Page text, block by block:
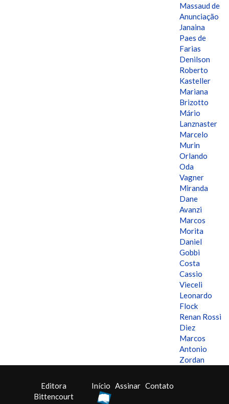
Massaud de
Anunciação
Janaina
Paes de
Farias
Denilson
Roberto
Kasteller
Mariana
Brizotto
Mário
Lanznaster
Marcelo
Murin
Orlando
Oda
Vagner
Miranda
Dane
Avanzi
Marcos
Morita
Daniel
Gobbi
Costa
Cassio
Vieceli
Leonardo
Flock
Renan Rossi
Diez
Marcos
Antonio
Zordan
Editora
Bittencourt
Início Assinar Contato